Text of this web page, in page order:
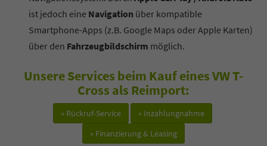
ist jedoch eine Navigation über kompatible
Smartphone-Apps (z.B. Google Maps oder Apple Karten)
über den Fahrzeugbildschirm möglich.
Unsere Services beim Kauf eines VW T-
Cross als Reimport:
» Rückruf-Service
» Inzahlungnahme
» Finanzierung & Leasing